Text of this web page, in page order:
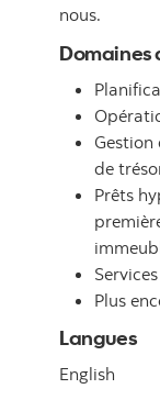
nous.
Domaines
de
Prêts
Plus
Langues
English